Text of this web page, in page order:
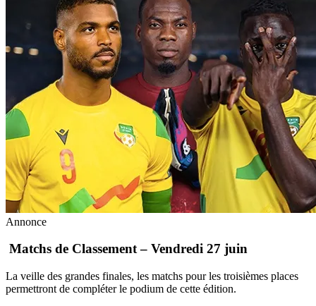
Annonce
Matchs de Classement – Vendredi 27 juin
La veille des grandes finales, les matchs pour les troisièmes places
permettront de compléter le podium de cette édition.